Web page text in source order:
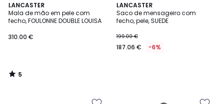
LANCASTER
Mala de mão em pele com
fecho, FOULONNE DOUBLE LOUISA
310.00 €
5
/
5
5
/
LANCASTER
Saco de mensageiro com
fecho, pele, SUEDE
199.00 €
187.06 € -6%